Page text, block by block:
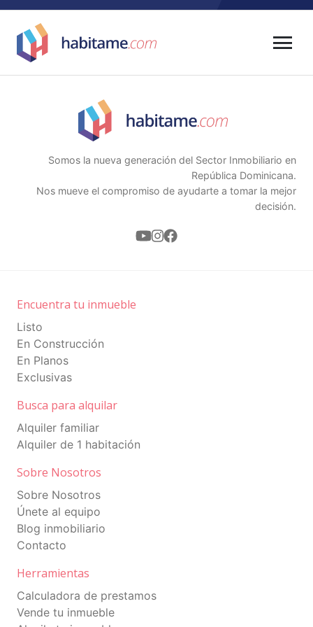
menu
Somos la nueva generación del Sector Inmobiliario en
República Dominicana.
Nos mueve el compromiso de ayudarte a tomar la mejor
decisión.
Encuentra tu inmueble
Listo
En Construcción
En Planos
Exclusivas
Busca para alquilar
Alquiler familiar
Alquiler de 1 habitación
Sobre Nosotros
Sobre Nosotros
Únete al equipo
Blog inmobiliario
Contacto
Herramientas
Calculadora de prestamos
Vende tu inmueble